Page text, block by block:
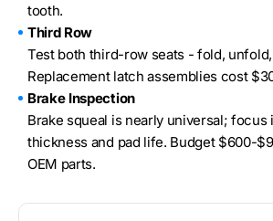
tooth.
Third Row
Test both third-row seats - fold,
Replacement latch assemblies cost
Brake Inspection
Brake squeal is nearly universal; focus
thickness and pad life. Budget $600-
OEM parts.